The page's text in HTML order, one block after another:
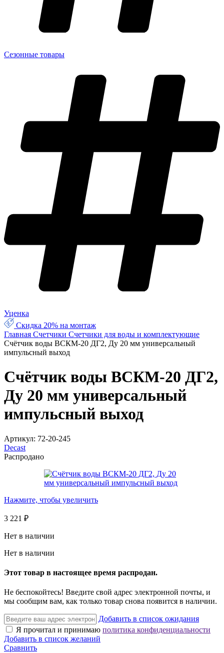
Сезонные товары
Уценка
Скидка 20% на монтаж
Главная Счетчики Счетчики для воды и комплектующие
Счётчик воды ВСКМ-20 ДГ2, Ду 20 мм универсальный
импульсный выход
Счётчик воды ВСКМ-20 ДГ2,
Ду 20 мм универсальный
импульсный выход
Артикул: 72-20-245
Decast
Распродано
Нажмите, чтобы увеличить
3 221 ₽
Нет в наличии
Нет в наличии
Этот товар в настоящее время распродан.
Не беспокойтесь! Введите свой адрес электронной почты, и
мы сообщим вам, как только товар снова появится в наличии.
Добавить в список ожидания
Я прочитал и принимаю политика конфиденциальности
Добавить в список желаний
Сравнить